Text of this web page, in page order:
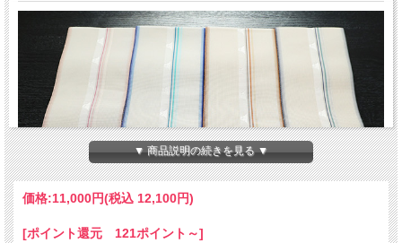
▼ 商品説明の続きを見る ▼
価格:11,000円(税込 12,100円)
[ポイント還元 121ポイント～]